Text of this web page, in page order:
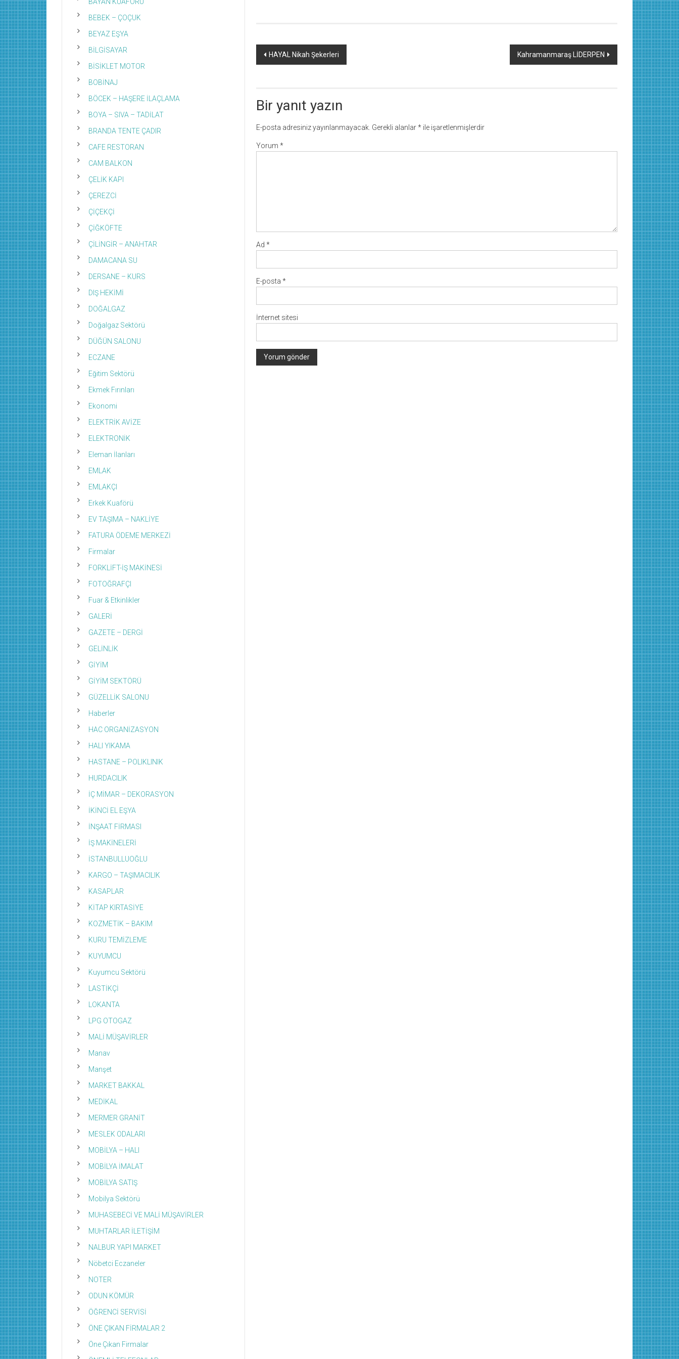
Yazı
HAYAL Nikah Şekerleri Kahramanmaraş LİDERPEN
Bir yanıt yazın
E-posta adresiniz yayınlanmayacak. Gerekli alanlar* ile işaretlenmişlerdir
Yorum *
Ad *
E-posta *
İnternet sitesi
BEBEK – ÇOÇUK
BEYAZ EŞYA
BİLGİSAYAR
BİSİKLET MOTOR
BOBİNAJ
BÖCEK – HAŞERE İLAÇLAMA
BOYA – SIVA – TADİLAT
BRANDA TENTE ÇADIR
CAFE RESTORAN
CAM BALKON
ÇELİK KAPI
ÇEREZCİ
ÇİÇEKÇİ
ÇİĞKÖFTE
ÇİLİNGİR – ANAHTAR
DAMACANA SU
DERSANE – KURS
DIŞ HEKİMİ
DOĞALGAZ
Doğalgaz Sektörü
DÜĞÜN SALONU
ECZANE
Eğitim Sektörü
Ekmek Fırınları
Ekonomi
ELEKTRİK AVİZE
ELEKTRONİK
Eleman İlanları
EMLAK
EMLAKÇI
Erkek Kuaförü
EV TAŞIMA – NAKLİYE
FATURA ÖDEME MERKEZİ
Firmalar
FORKLİFT-İŞ MAKİNESİ
FOTOĞRAFÇI
Fuar & Etkinlikler
GALERİ
GAZETE – DERGİ
GELİNLİK
GİYİM
GİYİM SEKTÖRÜ
GÜZELLİK SALONU
Haberler
HAC ORGANİZASYON
HALI YIKAMA
HASTANE – POLIKLINIK
HURDACILIK
İÇ MİMAR – DEKORASYON
İKİNCİ EL EŞYA
İNŞAAT FİRMASI
İŞ MAKİNELERİ
İSTANBULLUOĞLU
KARGO – TAŞIMACILIK
KASAPLAR
KİTAP KIRTASİYE
KOZMETİK – BAKIM
KURU TEMİZLEME
KUYUMCU
Kuyumcu Sektörü
LASTİKÇİ
LOKANTA
LPG OTOGAZ
MALİ MÜŞAVİRLER
Manav
Manşet
MARKET BAKKAL
MEDİKAL
MERMER GRANİT
MESLEK ODALARI
MOBİLYA – HALI
MOBİLYA İMALAT
MOBİLYA SATIŞ
Mobilya Sektörü
MUHASEBECİ VE MALİ MÜŞAVİRLER
MUHTARLAR İLETİŞİM
NALBUR YAPI MARKET
Nöbetci Eczaneler
NOTER
ODUN KÖMÜR
ÖĞRENCİ SERVİSİ
ÖNE ÇIKAN FİRMALAR 2
Öne Çıkan Firmalar